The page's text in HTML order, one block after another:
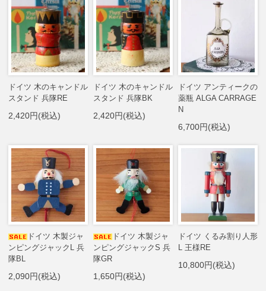
ドイツ 木のキャンドル
スタンド 兵隊RE
2,420円(税込)
ドイツ 木のキャンドル
スタンド 兵隊BK
2,420円(税込)
ドイツ アンティークの
薬瓶 ALGA CARRAGE
N
6,700円(税込)
ドイツ 木製ジャ
ンピングジャックL 兵
隊BL
2,090円(税込)
ドイツ 木製ジャ
ンピングジャックS 兵
隊GR
1,650円(税込)
ドイツ くるみ割り人形
L 王様RE
10,800円(税込)